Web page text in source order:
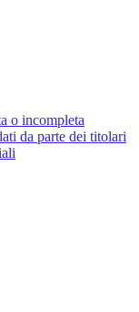
o incompleta
da parte dei titolari